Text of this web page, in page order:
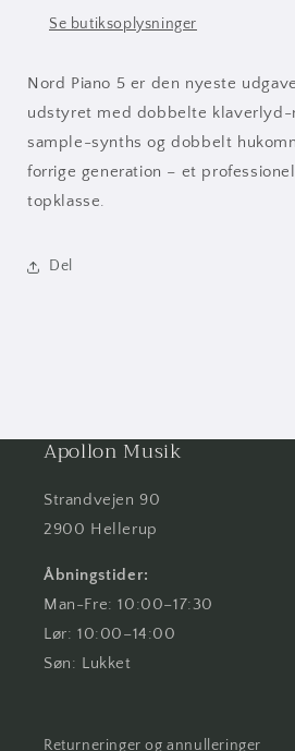
Se butiksoplysninger
Nord Piano 5 er den nyeste
udstyret med dobbelte
sample-synths og dobbelt
forrige generation – et
topklasse.
Del
Apollon Musik
Strandvejen 90
2900 Hellerup
Åbningstider:
Man-Fre: 10:00–17:30
Lør: 10:00–14:00
Søn: Lukket
Returneringer og annulleringer